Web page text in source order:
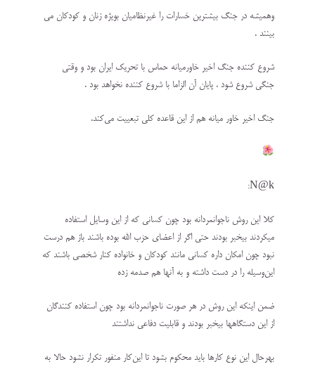
وهمیشه در جنگ بیشترین خسارات را غیرنظامیان بویژه زنان و کودکان می
بینند .
شروع کننده جنگ اخیر خاورمیانه حماس با تحریک ایران بود و وقتی
جنگی شروع شود ، پایان آن الزاما با شروع کننده نخواهد بود .
جنگ اخیر خاور میانه هم از این قاعده کلی تبعییت می‌کند.
N@k:
کلا این روش ناجوانمردانه بود چون کسانی که از این وسایل استفاده
میکردند بیخبر بودند حتی اگر از اعضای حزب الله بوده باشند باز هم درست
نبود چون امکان داره کسانی مانند کودکان و خانواده کنار شخصی باشند که
این‌وسیله را در دست داشته و به آنها هم صدمه زده
ضمن اینکه این روش در هر صورت ناجوانمردانه بود چون استفاده کنندگان
از این دستگاهها بیخبر بودند و قابلیت دفاعی نداشتند
بهرحال این‌ نوع کارها باید محکوم بشود تا این‌کار منفور تکرار نشود حالا به